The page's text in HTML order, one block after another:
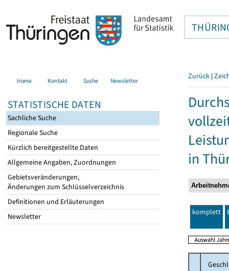
Home Kontakt Suche Newsletter
STATISTISCHE DATEN
Sachliche Suche
Regionale Suche
Kürzlich bereitgestellte Daten
Allgemeine Angaben, Zuordnungen
Gebietsveränderungen,
Änderungen zum Schlüsselverzeichnis
Definitionen und Erläuterungen
Newsletter
Zurück |
in
komplett